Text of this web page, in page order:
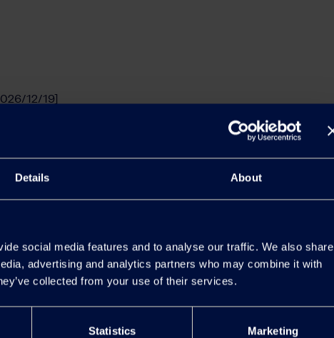
Details About
social media features and to analyse our traffic. We also share
advertising and analytics partners who may combine it with
collected from your use of their services.
Statistics Marketing
12/19]
benötigen technische Unterstützung oder wollen eine
stellen?